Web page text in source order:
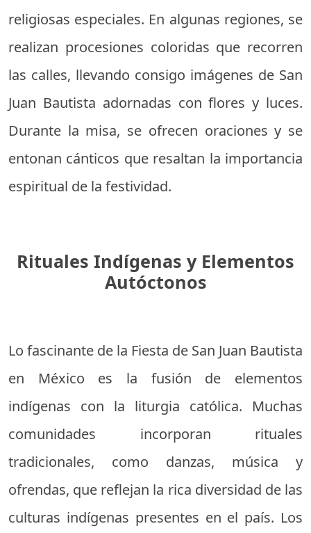
religiosas especiales. En algunas regiones, se
realizan procesiones coloridas que recorren
las calles, llevando consigo imágenes de San
Juan Bautista adornadas con flores y luces.
Durante la misa, se ofrecen oraciones y se
entonan cánticos que resaltan la importancia
espiritual de la festividad.
Rituales Indígenas y Elementos
Autóctonos
Lo fascinante de la Fiesta de San Juan Bautista
en México es la fusión de elementos
indígenas con la liturgia católica. Muchas
comunidades incorporan rituales
tradicionales, como danzas, música y
ofrendas, que reflejan la rica diversidad de las
culturas indígenas presentes en el país. Los